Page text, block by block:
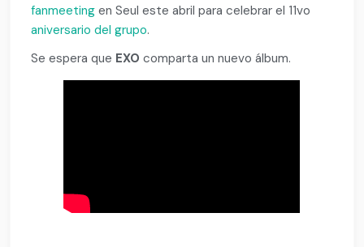
fanmeeting en Seul este abril para celebrar el 11vo
aniversario del grupo.
Se espera que EXO comparta un nuevo álbum.